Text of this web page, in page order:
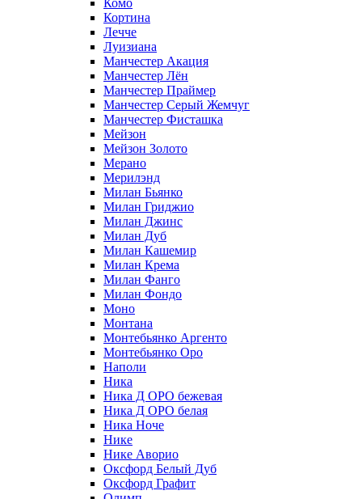
Кортина
Лечче
Луизиана
Манчестер Акация
Манчестер Лён
Манчестер Праймер
Манчестер Серый Жемчуг
Манчестер Фисташка
Мейзон
Мейзон Золото
Мерано
Мерилэнд
Милан Бьянко
Милан Гриджио
Милан Джинс
Милан Дуб
Милан Кашемир
Милан Крема
Милан Фанго
Милан Фондо
Моно
Монтана
Монтебьянко Аргенто
Монтебьянко Оро
Наполи
Ника
Ника Д ОРО бежевая
Ника Д ОРО белая
Ника Ноче
Нике
Нике Аворио
Оксфорд Белый Дуб
Оксфорд Графит